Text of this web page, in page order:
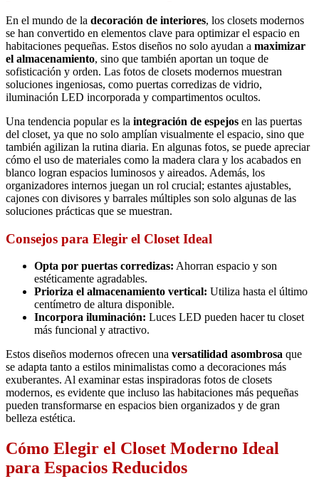
En el mundo de la decoración de interiores, los closets modernos
se han convertido en elementos clave para optimizar el espacio en
habitaciones pequeñas. Estos diseños no solo ayudan a maximizar
el almacenamiento, sino que también aportan un toque de
sofisticación y orden. Las fotos de closets modernos muestran
soluciones ingeniosas, como puertas corredizas de vidrio,
iluminación LED incorporada y compartimentos ocultos.
Una tendencia popular es la integración de espejos en las puertas
del closet, ya que no solo amplían visualmente el espacio, sino que
también agilizan la rutina diaria. En algunas fotos, se puede apreciar
cómo el uso de materiales como la madera clara y los acabados en
blanco logran espacios luminosos y aireados. Además, los
organizadores internos juegan un rol crucial; estantes ajustables,
cajones con divisores y barrales múltiples son solo algunas de las
soluciones prácticas que se muestran.
Consejos para Elegir el Closet Ideal
Opta por puertas corredizas: Ahorran espacio y son
estéticamente agradables.
Prioriza el almacenamiento vertical: Utiliza hasta el último
centímetro de altura disponible.
Incorpora iluminación: Luces LED pueden hacer tu closet
más funcional y atractivo.
Estos diseños modernos ofrecen una versatilidad asombrosa que
se adapta tanto a estilos minimalistas como a decoraciones más
exuberantes. Al examinar estas inspiradoras fotos de closets
modernos, es evidente que incluso las habitaciones más pequeñas
pueden transformarse en espacios bien organizados y de gran
belleza estética.
Cómo Elegir el Closet Moderno Ideal
para Espacios Reducidos